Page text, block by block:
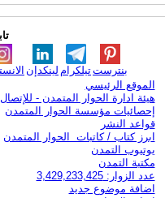
لينكدإن تيلكرامبنترست
الموقع الرئيسي
هيئة ادارة الحوار المتمدن - للإتصال
إحصائيات مؤسسة الحوار المتمدن
قواعد النشر
ابرز كتاب / كاتبات الحوار المتمدن
يوتيوب التمدن
مكتبة التمدن
عدد الزوار: 3,429,233,425
اضافة موضوع جديد